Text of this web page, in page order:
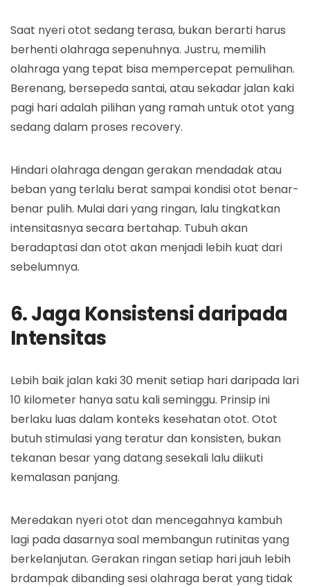
Saat nyeri otot sedang terasa, bukan berarti harus
berhenti olahraga sepenuhnya. Justru, memilih
olahraga yang tepat bisa mempercepat pemulihan.
Berenang, bersepeda santai, atau sekadar jalan kaki
pagi hari adalah pilihan yang ramah untuk otot yang
sedang dalam proses recovery.
Hindari olahraga dengan gerakan mendadak atau
beban yang terlalu berat sampai kondisi otot benar-
benar pulih. Mulai dari yang ringan, lalu tingkatkan
intensitasnya secara bertahap. Tubuh akan
beradaptasi dan otot akan menjadi lebih kuat dari
sebelumnya.
6. Jaga Konsistensi daripada
Intensitas
Lebih baik jalan kaki 30 menit setiap hari daripada lari
10 kilometer hanya satu kali seminggu. Prinsip ini
berlaku luas dalam konteks kesehatan otot. Otot
butuh stimulasi yang teratur dan konsisten, bukan
tekanan besar yang datang sesekali lalu diikuti
kemalasan panjang.
Meredakan nyeri otot dan mencegahnya kambuh
lagi pada dasarnya soal membangun rutinitas yang
berkelanjutan. Gerakan ringan setiap hari jauh lebih
brdampak dibanding sesi olahraga berat yang tidak